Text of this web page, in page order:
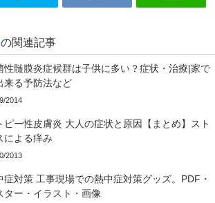
の関連記事
性髄膜炎症候群は子供に多い？症状・治療|家で
来る予防法など
2014
ピー性皮膚炎 大人の症状と原因【まとめ】スト
による痒み
2013
症対策 工事現場での熱中症対策グッズ。PDF・
ター・イラスト・画像